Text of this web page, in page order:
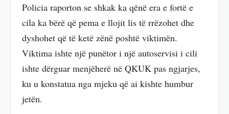
Policia raporton se shkak ka qënë era e fortë e
cila ka bërë që pema e llojit lis të rrëzohet dhe
dyshohet që të ketë zënë poshtë viktimën.
Viktima ishte një punëtor i një autoservisi i cili
ishte dërguar menjëherë në QKUK pas ngjarjes,
ku u konstatua nga mjeku që ai kishte humbur
jetën.